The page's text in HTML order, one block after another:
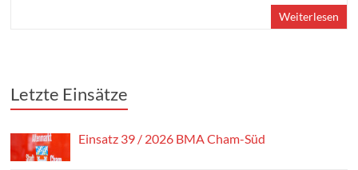
Weiterlesen
Letzte Einsätze
Einsatz 39 / 2026 BMA Cham-Süd